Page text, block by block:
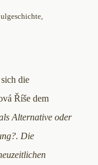
die
Říše dem
Alternative oder
Die